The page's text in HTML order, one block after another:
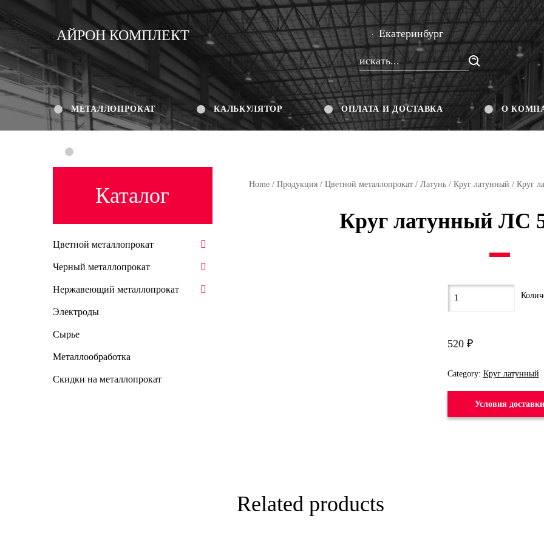
АЙРОН КОМПЛЕКТ Екатеринбург
МЕТАЛЛОПРОКАТ КАЛЬКУЛЯТОР ОПЛАТА И ДОСТАВКА О
Home/ Продукция/ Цветной металлопрокат/ Латунь/ Круг латунный / Круг
Круг латунный ЛС
520 ₽
Category: Круг латунный
Условия доставки
Related products
Каталог
Цветной металлопрокат
Черный металлопрокат
Нержавеющий металлопрокат
Электроды
Сырье
Металлообработка
Скидки на металлопрокат